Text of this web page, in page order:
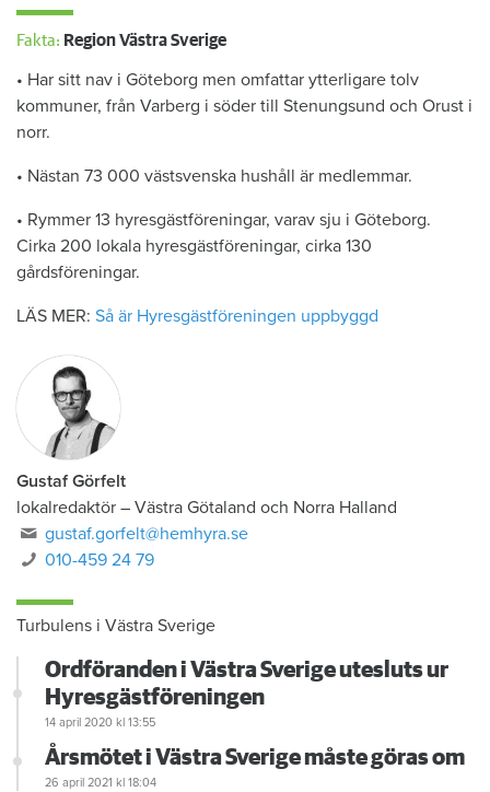
Fakta: Region Västra Sverige
• Har sitt nav i Göteborg men omfattar ytterligare tolv
kommuner, från Varberg i söder till Stenungsund och Orust i
norr.
• Nästan 73 000 västsvenska hushåll är medlemmar.
• Rymmer 13 hyresgästföreningar, varav sju i Göteborg.
Cirka 200 lokala hyresgästföreningar, cirka 130
gårdsföreningar.
LÄS MER: Så är Hyresgästföreningen uppbyggd
Gustaf Görfelt
lokalredaktör – Västra Götaland och Norra Halland
gustaf.gorfelt@hemhyra.se
010-459 24 79
Turbulens i Västra Sverige
Ordföranden i Västra Sverige utesluts ur
Hyresgästföreningen
14 april 2020 kl 13:55
Årsmötet i Västra Sverige måste göras om
26 april 2021 kl 18:04